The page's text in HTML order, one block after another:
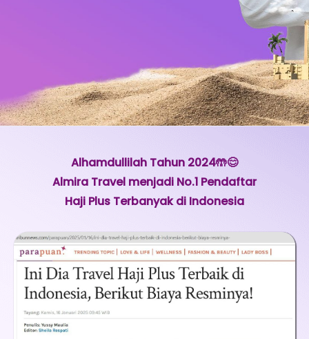
Alhamdullilah Tahun 2024🤲😊
Almira Travel menjadi No.1 Pendaftar
Haji Plus Terbanyak di Indonesia